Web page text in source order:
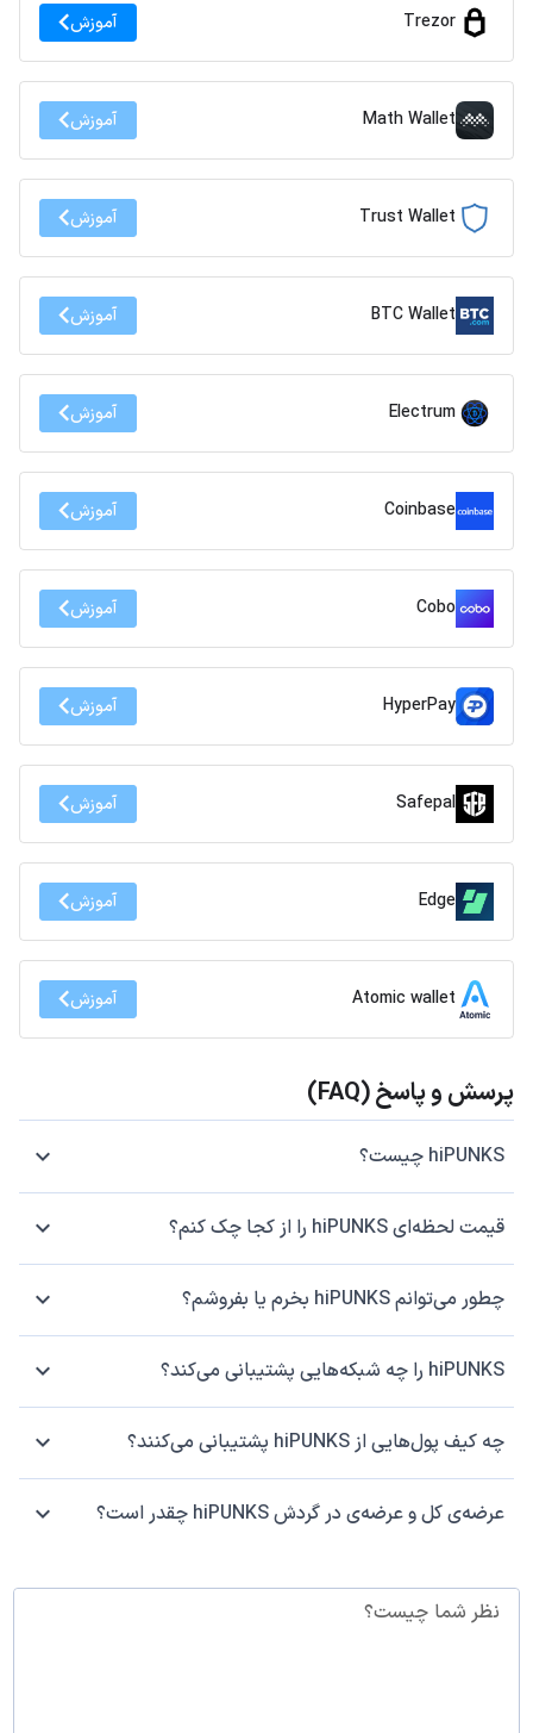
Trezor آموزش
Math Wallet آموزش
Trust Wallet آموزش
BTC Wallet آموزش
Electrum آموزش
Coinbase آموزش
Cobo آموزش
HyperPay آموزش
Safepal آموزش
Edge آموزش
Atomic wallet آموزش
پرسش و پاسخ (FAQ)
hiPUNKS چیست؟
قیمت لحظه‌ای hiPUNKS را از کجا چک کنم؟
چطور می‌توانم hiPUNKS بخرم یا بفروشم؟
hiPUNKS را چه شبکه‌هایی پشتیبانی می‌کند؟
چه کیف پول‌هایی از hiPUNKS پشتیبانی می‌کنند؟
عرضه‌ی کل و عرضه‌ی در گردش hiPUNKS چقدر است؟
نظر شما چیست؟